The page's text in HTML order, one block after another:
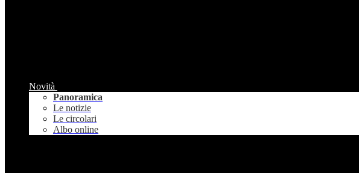
Novità
Panoramica
Le notizie
Le circolari
Albo online